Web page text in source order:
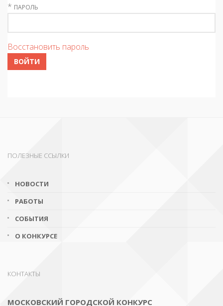
* ПАРОЛЬ
Восстановить пароль
ВОЙТИ
ПОЛЕЗНЫЕ ССЫЛКИ
НОВОСТИ
РАБОТЫ
СОБЫТИЯ
О КОНКУРСЕ
КОНТАКТЫ
МОСКОВСКИЙ ГОРОДСКОЙ КОНКУРС